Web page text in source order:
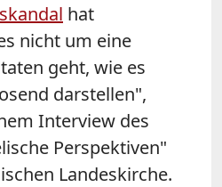
hat
nicht um eine
geht, wie es
darstellen",
Interview des
Perspektiven"
Landeskirche.